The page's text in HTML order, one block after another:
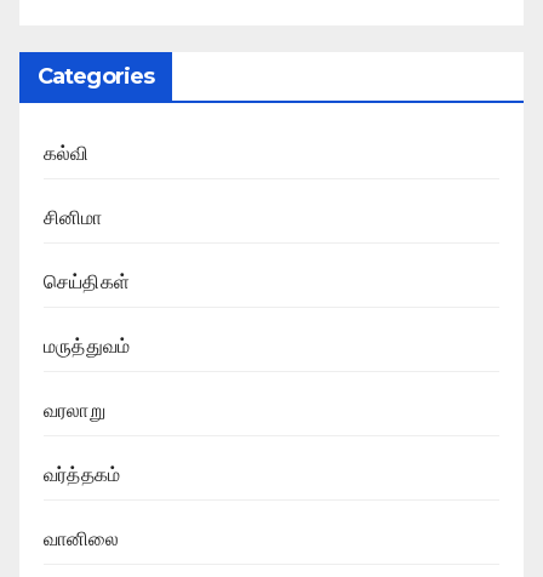
Categories
கல்வி
சினிமா
செய்திகள்
மருத்துவம்
வரலாறு
வர்த்தகம்
வானிலை